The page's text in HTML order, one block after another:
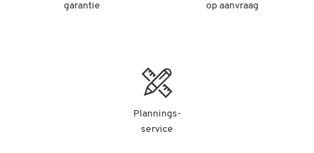
garantie
op aanvraag
Plannings-
service